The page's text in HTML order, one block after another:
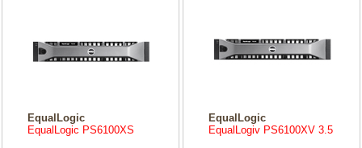
EqualLogic
EqualLogic PS6100XS
EqualLogic
EqualLogiv PS6100XV 3.5